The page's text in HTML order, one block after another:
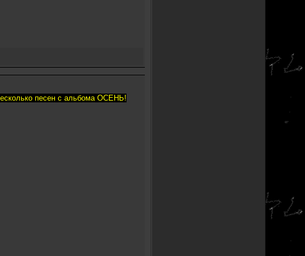
песен с альбома ОСЕНЬ!